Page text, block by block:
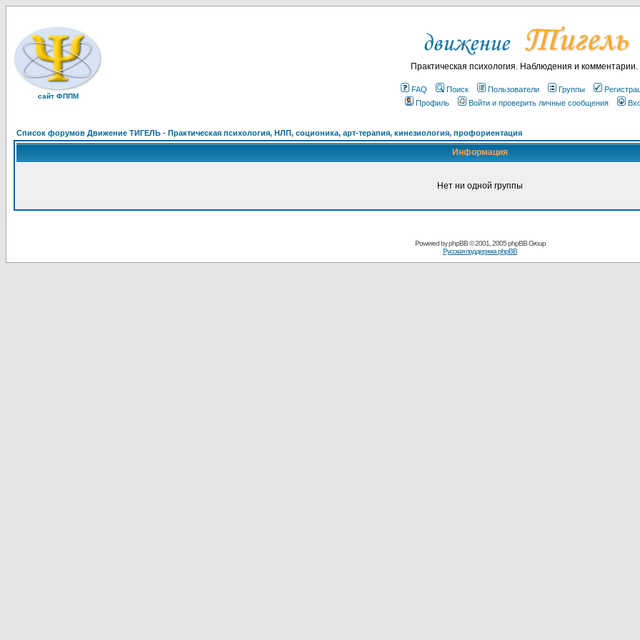
сайт ФППМ
Практическая психология. Наблюдения и комментарии.
FAQ Поиск Пользователи Группы
Профиль
Войти и проверить личные сообщения
Список форумов Движение ТИГЕЛЬ - Практическая психология, НЛП, соционика, арт-терапия, кинезиология, профориентация
Информация
Нет ни одной группы
Powered byphpBB© 2001, 2005 phpBB Group
Русская поддержка phpBB